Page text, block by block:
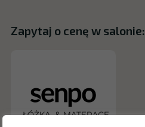
Zapytaj o cenę w salonie: